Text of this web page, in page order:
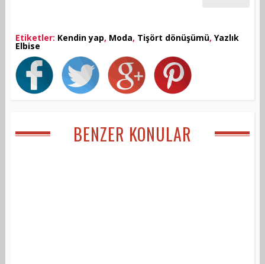
Etiketler: Kendin yap, Moda, Tişört dönüşümü, Yazlık
Elbise
BENZER KONULAR